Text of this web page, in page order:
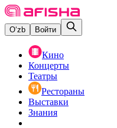
O‘zb Войти
Кино
Концерты
Театры
Рестораны
Выставки
Знания